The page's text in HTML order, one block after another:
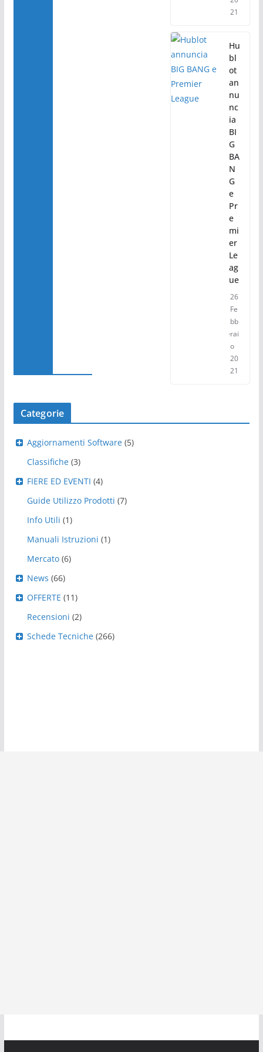
21
Hu
bl
ot
an
nu
nc
ia
BI
G
BA
N
G
e
Pr
e
mi
er
Le
ag
ue
26
Fe
bb
rai
o
20
21
Categorie
Aggiornamenti Software (5)
Classifiche (3)
FIERE ED EVENTI (4)
Guide Utilizzo Prodotti (7)
Info Utili (1)
Manuali Istruzioni (1)
Mercato (6)
News (66)
OFFERTE (11)
Recensioni (2)
Schede Tecniche (266)